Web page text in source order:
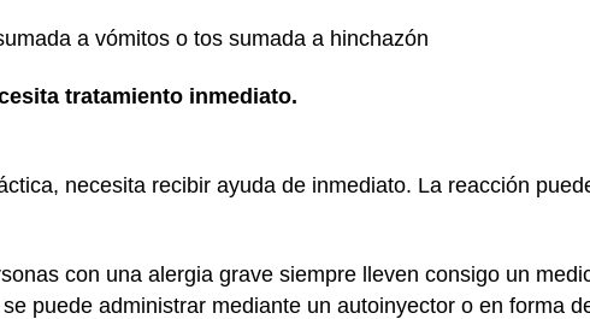
a vómitos o tos sumada a hinchazón
tratamiento inmediato.
necesita recibir ayuda de inmediato. La reacción
con una alergia grave siempre lleven consigo un
se puede administrar mediante un autoinyector o en forma